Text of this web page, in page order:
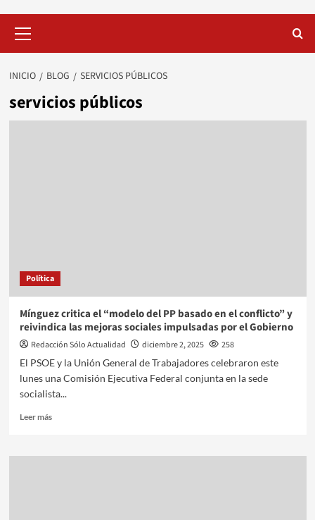
principal
INICIO BLOG SERVICIOS PÚBLICOS
servicios públicos
Política
Mínguez critica el “modelo del PP basado en el conflicto” y
reivindica las mejoras sociales impulsadas por el Gobierno
Redacción Sólo Actualidad diciembre 2, 2025
258
El PSOE y la Unión General de Trabajadores celebraron este
lunes una Comisión Ejecutiva Federal conjunta en la sede
socialista...
Leer más